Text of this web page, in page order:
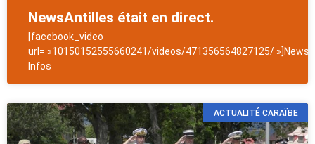
NewsAntilles était en direct.
[facebook_video
url= »10150152555660241/videos/471356564827125/
Infos
ACTUALITÉ CARAÏBE